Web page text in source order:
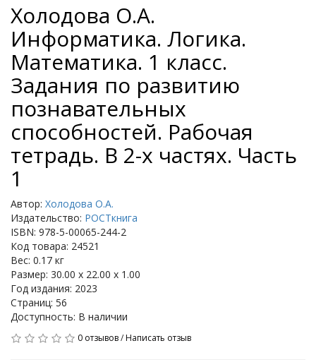
Холодова О.А.
Информатика. Логика.
Математика. 1 класс.
Задания по развитию
познавательных
способностей. Рабочая
тетрадь. В 2-х частях. Часть
1
Автор: Холодова О.А.
Издательство: РОСТкнига
ISBN: 978-5-00065-244-2
Код товара: 24521
Вес: 0.17 кг
Размер: 30.00 x 22.00 x 1.00
Год издания: 2023
Страниц: 56
Доступность: В наличии
0 отзывов/Написать отзыв